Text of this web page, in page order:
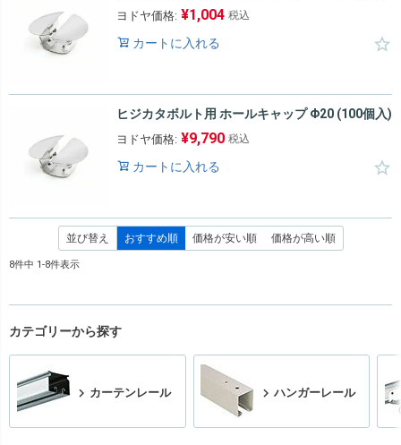
ヨドヤ価格: ¥1,004 税込
カートに入れる
ヒジカタボルト用 ホールキャップ Φ20 (100個入)
ヨドヤ価格: ¥9,790 税込
カートに入れる
並び替え おすすめ順 価格が安い順 価格が高い順
8件中 1-8件表示
カテゴリーから探す
カーテンレール ハンガーレール